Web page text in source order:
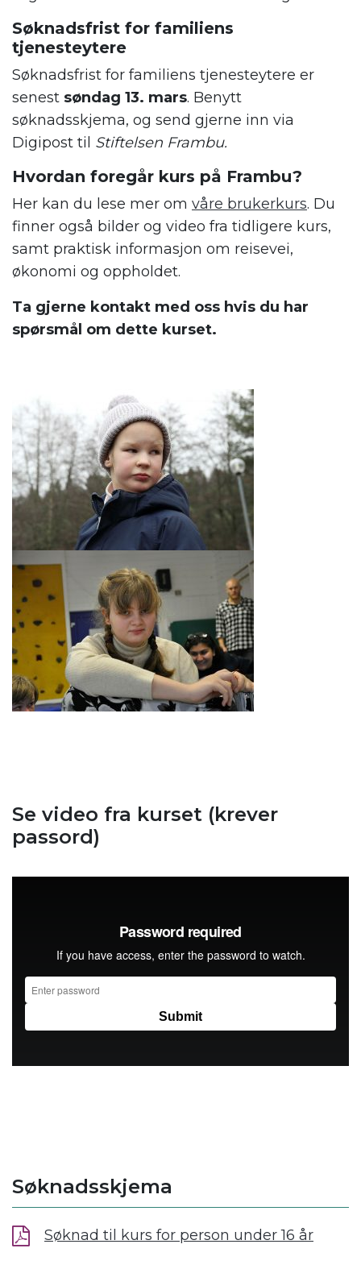
Søknadsfrist for familiens
tjenesteytere
Søknadsfrist for familiens tjenesteytere er
senest søndag 13. mars. Benytt
søknadsskjema, og send gjerne inn via
Digipost til Stiftelsen Frambu.
Hvordan foregår kurs på Frambu?
Her kan du lese mer om våre brukerkurs. Du
finner også bilder og video fra tidligere kurs,
samt praktisk informasjon om reisevei,
økonomi og oppholdet.
Ta gjerne kontakt med oss hvis du har
spørsmål om dette kurset.
Se video fra kurset (krever
passord)
Søknadsskjema
Søknad til kurs for person under 16 år